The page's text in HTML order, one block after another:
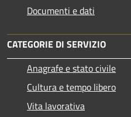
Documenti e dati
CATEGORIE DI SERVIZIO
Anagrafe e stato civile
Cultura e tempo libero
Vita lavorativa